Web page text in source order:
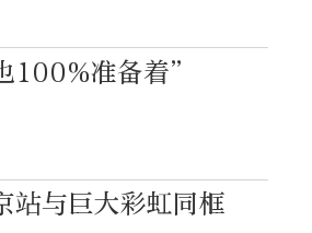
100%准备着”
站与巨大彩虹同框